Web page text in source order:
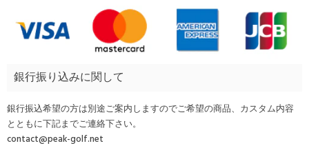
銀行振り込みに関して
銀行振込希望の方は別途ご案内しますのでご希望の商品、カスタム内容
とともに下記までご連絡下さい。
contact@peak-golf.net